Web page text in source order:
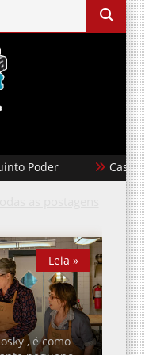
Poder
marcador
, é como
Leia »